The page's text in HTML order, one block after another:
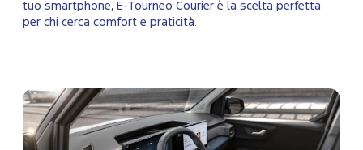
tuo smartphone, E-Tourneo Courier è la scelta perfetta
per chi cerca comfort e praticità.